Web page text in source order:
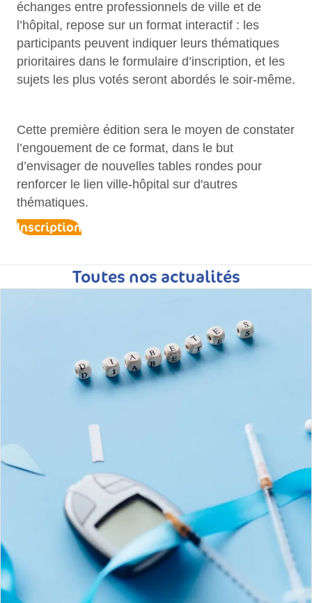
échanges entre professionnels de ville et de
l’hôpital, repose sur un format interactif : les
participants peuvent indiquer leurs thématiques
prioritaires dans le formulaire d’inscription, et les
sujets les plus votés seront abordés le soir-même.
Cette première édition sera le moyen de constater
l’engouement de ce format, dans le but
d’envisager de nouvelles tables rondes pour
renforcer le lien ville-hôpital sur d'autres
thématiques.
Inscription
Toutes nos actualités